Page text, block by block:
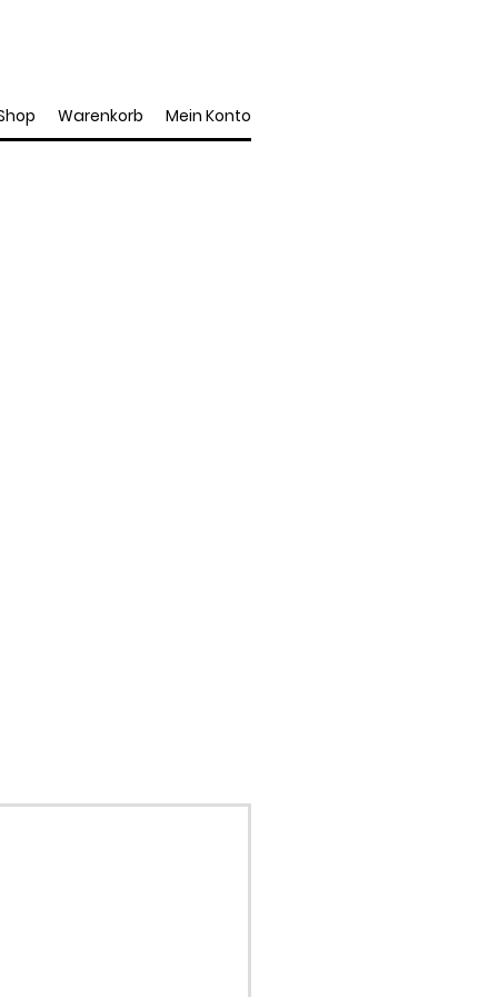
Warenkorb Mein Konto